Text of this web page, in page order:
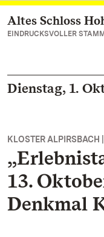
Zum Hauptinhalt
Altes Schloss
EINDRUCKSVOLLER
Dienstag, 1.
KLOSTER ALPIRSBACH
13.
Denkmal